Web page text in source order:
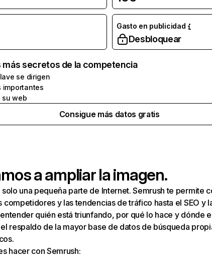
Gasto en publicidad
Desbloquear
más secretos de la competencia
se dirigen
importantes
su web
Consigue más datos gratis
a ampliar la imagen.
una pequeña parte de Internet. Semrush te permite
y las tendencias de tráfico hasta el SEO y
quién está triunfando, por qué lo hace y dónde
respaldo de la mayor base de datos de búsqueda
hacer con Semrush: